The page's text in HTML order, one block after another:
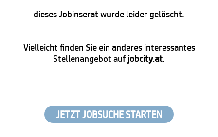
dieses Jobinserat wurde leider gelöscht.
Vielleicht finden Sie ein anderes interessantes
Stellenangebot aufjobcity.at.
JETZT JOBSUCHE STARTEN